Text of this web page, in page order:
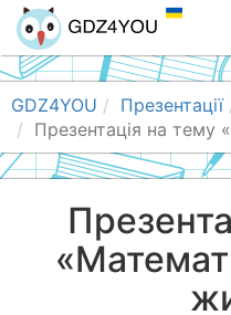
GDZ4YOU Презентації
Презентація на тему